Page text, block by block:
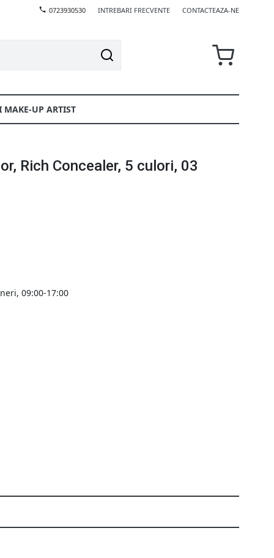
0723930530 INTREBARI FRECVENTE CONTACTEAZA-NE
MAKE-UP ARTIST
Rich Concealer, 5 culori, 03
09:00-17:00